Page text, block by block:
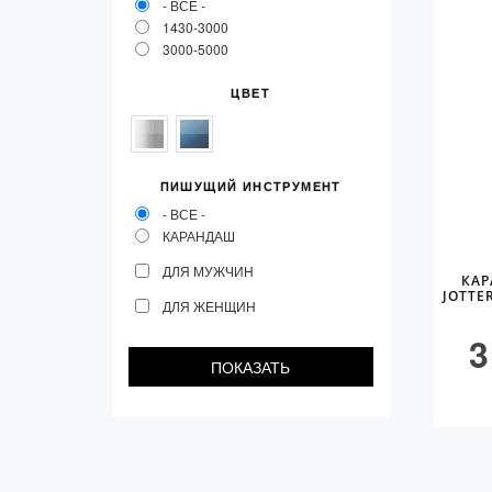
- ВСЕ -
1430-3000
3000-5000
ЦВЕТ
ПИШУЩИЙ ИНСТРУМЕНТ
- ВСЕ -
КАРАНДАШ
ДЛЯ МУЖЧИН
ДЛЯ ЖЕНЩИН
Vector (от 3'156 р.)